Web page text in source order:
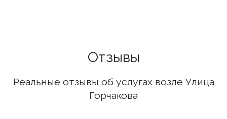
Отзывы
Реальные отзывы об услугах возле Улица
Горчакова